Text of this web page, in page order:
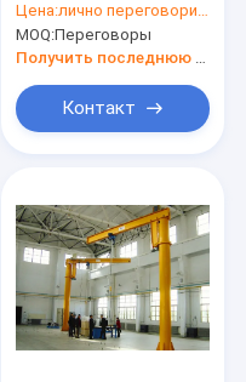
кливера колонки A3
2T 5T консольное
роторное
Цена:лично переговорить
MOQ:Переговоры
Контакт